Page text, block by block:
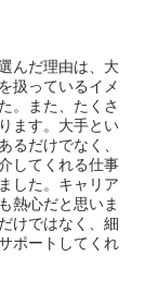
んだ理由は、大
扱っているイメ
。また、たくさ
ます。大手とい
るだけでなく、
してくれる仕事
した。キャリア
熱心だと思いま
けではなく、細
ポートしてくれ